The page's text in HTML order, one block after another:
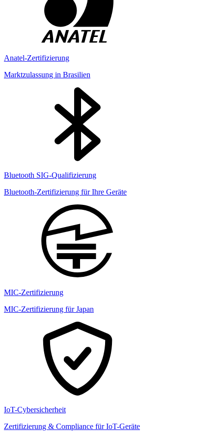
Anatel-Zertifizierung
Marktzulassung in Brasilien
Bluetooth SIG-Qualifizierung
Bluetooth-Zertifizierung für Ihre Geräte
MIC-Zertifizierung
MIC-Zertifizierung für Japan
IoT-Cybersicherheit
Zertifizierung & Compliance für IoT-Geräte